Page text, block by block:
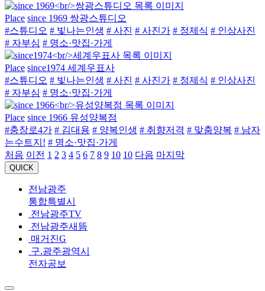
Place since 1969 쌍광스튜디오
#스튜디오 # 빛나는인생 # 사진 # 사진가 # 정제식 # 인상사진
# 자부심 # 명소·맛집·가게
Place since1974 세계우표사
#스튜디오 # 빛나는인생 # 사진 # 사진가 # 정제식 # 인상사진
# 자부심 # 명소·맛집·가게
Place since 1966 유성양복점
#충장로4가 # 김대용 # 양복인생
는수트지! # 명소·맛집·가게
처음 이전 1 2 3 4 5 6 7 8 9 10
QUICK
통합특별시
전남광주TV
전남광주새뜸
매거진G
구.광주광역시
전자공보